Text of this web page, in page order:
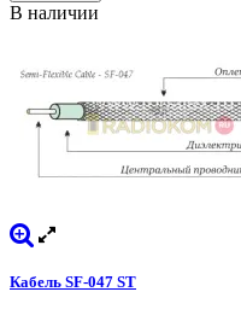
В наличии
Кабель SF-047 ST